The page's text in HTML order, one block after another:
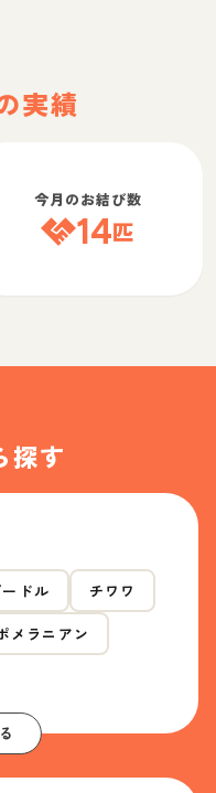
実績
今月のお結び数
14匹
探す
ードル チワワ
メラニアン